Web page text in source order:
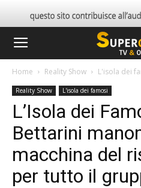
Home Reality Show L'isola dei
Reality Show L'isola dei famosi
L’Isola dei
Bettarini
macchina del
per tutto il